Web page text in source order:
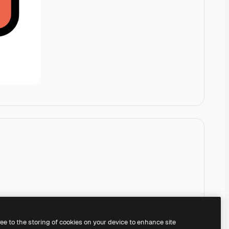
to the storing of cookies on your device to enhance site